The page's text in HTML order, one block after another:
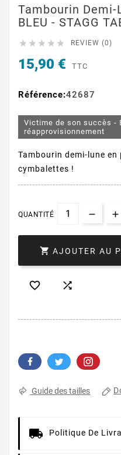
Tambourin Demi-
BLEU - STAGG
     REVIEW (0)
15,90 € TTC
Référence:42687
Victime de son succès -
réapprovisionnement
Tambourin demi-lune
cymbalettes !
QUANTITÉ
 AJOUTER AU
 
Guide des tailles
Politique De